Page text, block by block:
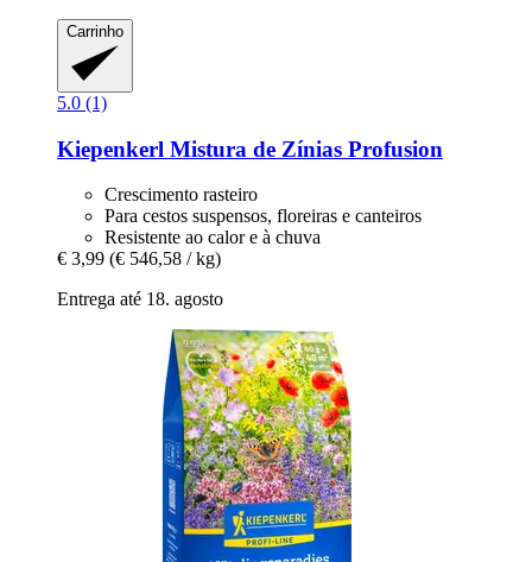
Carrinho
5.0 (1)
Kiepenkerl Mistura de Zínias Profusion
Crescimento rasteiro
Para cestos suspensos, floreiras e canteiros
Resistente ao calor e à chuva
€ 3,99 (€ 546,58 / kg)
Entrega até 18. agosto